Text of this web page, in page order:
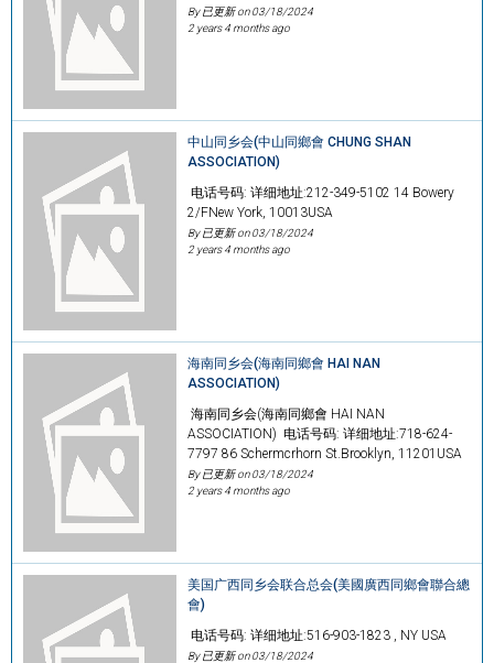
By 已更新 on03/18/2024
2 years 4 months ago
中山同乡会(中山同鄉會 CHUNG SHAN
ASSOCIATION)
电话号码: 详细地址:212-349-5102 14 Bowery
2/FNew York, 10013USA
By 已更新 on03/18/2024
2 years 4 months ago
海南同乡会(海南同鄉會 HAI NAN
ASSOCIATION)
海南同乡会(海南同鄉會 HAI NAN
ASSOCIATION) 电话号码: 详细地址:718-624-
7797 86 Schermcrhorn St.Brooklyn, 11201USA
By 已更新 on03/18/2024
2 years 4 months ago
美国广西同乡会联合总会(美國廣西同鄉會聯合總
會)
电话号码: 详细地址:516-903-1823 , NY USA
By 已更新 on03/18/2024